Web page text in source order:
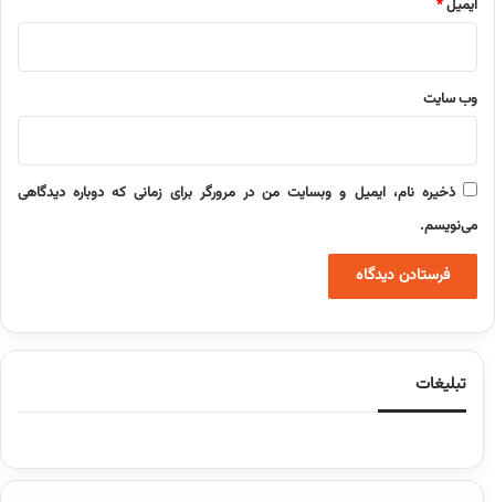
ایمیل*
وب‌ سایت
ذخیره نام، ایمیل و وبسایت من در مرورگر برای زمانی که دوباره دیدگاهی
می‌نویسم.
تبلیغات